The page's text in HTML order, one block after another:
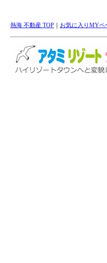
熱海 不動産 TOP お気に入りMYペ